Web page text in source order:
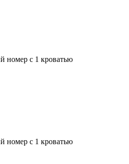
номер с 1 кроватью
номер с 1 кроватью